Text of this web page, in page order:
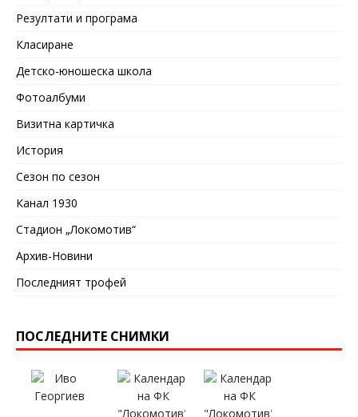
Резултати и програма
Класиране
Детско-юношеска школа
Фотоалбуми
Визитна картичка
История
Сезон по сезон
Канал 1930
Стадион „Локомотив“
Архив-Новини
Последният трофей
ПОСЛЕДНИТЕ СНИМКИ